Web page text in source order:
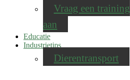
Vraag een training
aan
Educatie
Industrietips
Dierentransport